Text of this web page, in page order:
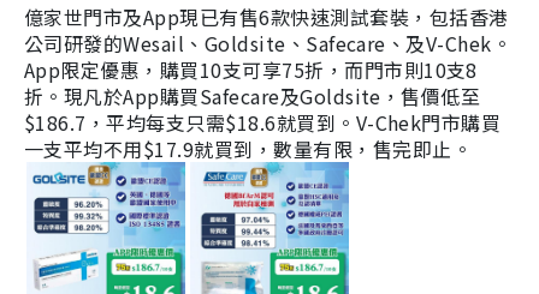
億家世門市及App現已有售6款快速測試套裝，包括香港
公司研發的Wesail、Goldsite、Safecare、及V-Chek。
App限定優惠，購買10支可享75折，而門市則10支8
折。現凡於App購買Safecare及Goldsite，售價低至
$186.7，平均每支只需$18.6就買到。V-Chek門市購買
一支平均不用$17.9就買到，數量有限，售完即止。